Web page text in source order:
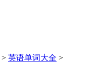
> 英语单词大全 >